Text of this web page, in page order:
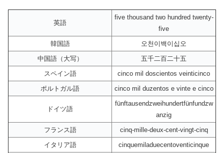
英語
five thousand two hundred twenty-
five
韓国語
오천이백이십오
中国語（大写）
五千二百二十五
スペイン語
cinco mil doscientos veinticinco
ポルトガル語
cinco mil duzentos e vinte e cinco
ドイツ語
fünftausendzweihundertfünfundzw
anzig
フランス語
cinq-mille-deux-cent-vingt-cinq
イタリア語
cinquemiladuecentoventicinque